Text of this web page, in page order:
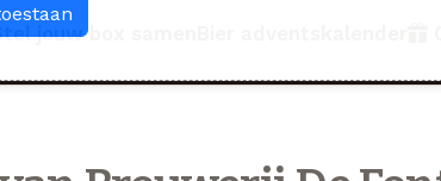
jouw box samen